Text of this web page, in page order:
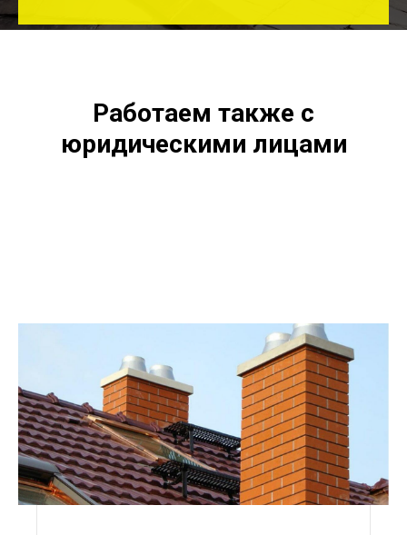
Работаем также с
юридическими лицами